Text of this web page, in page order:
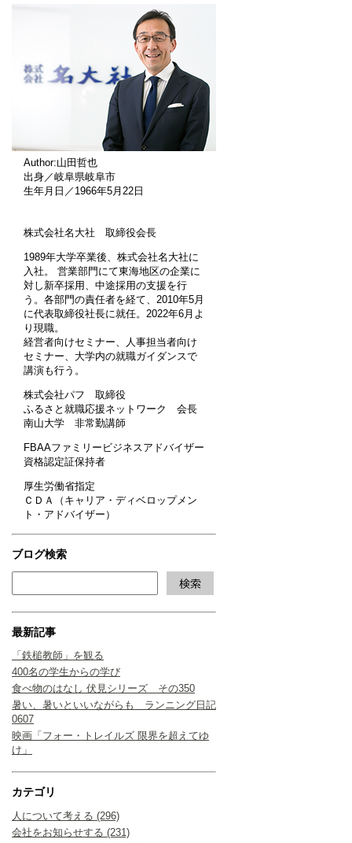
Author:山田哲也
出身／岐阜県岐阜市
生年月日／1966年5月22日
株式会社名大社 取締役会長
1989年大学卒業後、株式会社名大社に
入社。 営業部門にて東海地区の企業に
対し新卒採用、中途採用の支援を行
う。各部門の責任者を経て、2010年5月
に代表取締役社長に就任。2022年6月よ
り現職。
経営者向けセミナー、人事担当者向け
セミナー、大学内の就職ガイダンスで
講演も行う。
株式会社パフ 取締役
ふるさと就職応援ネットワーク 会長
南山大学 非常勤講師
FBAAファミリービジネスアドバイザー
資格認定証保持者
厚生労働省指定
ＣＤＡ（キャリア・ディベロップメン
ト・アドバイザー）
ブログ検索
最新記事
「鉄槌教師」を観る
400名の学生からの学び
食べ物のはなし 伏見シリーズ その350
暑い、暑いといいながらも ランニング日記
0607
映画「フォー・トレイルズ 限界を超えてゆ
け」
カテゴリ
人について考える (296)
会社をお知らせする (231)